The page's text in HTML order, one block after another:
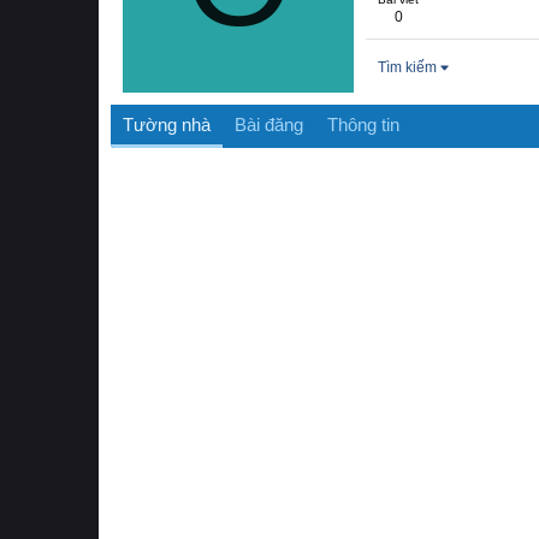
0
Tìm kiếm
Tường nhà Bài đăng Thông tin